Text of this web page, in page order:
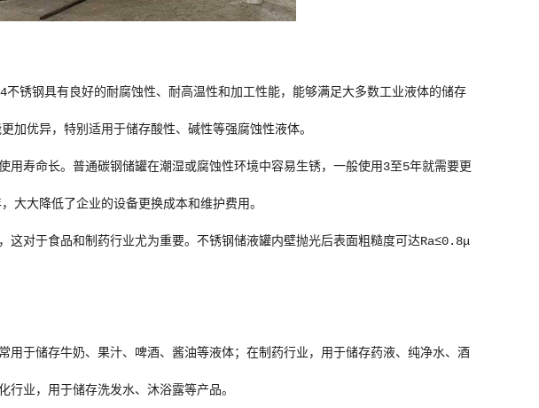
锈钢具有良好的耐腐蚀性、耐高温性和加工性能，能够满足大多数工业液体的储存
加优异，特别适用于储存酸性、碱性等强腐蚀性液体。
用寿命长。普通碳钢储罐在潮湿或腐蚀性环境中容易生锈，一般使用3至5年就需要更
大大降低了企业的设备更换成本和维护费用。
这对于食品和制药行业尤为重要。不锈钢储液罐内壁抛光后表面粗糙度可达Ra≤0.8μ
用于储存牛奶、果汁、啤酒、酱油等液体；在制药行业，用于储存药液、纯净水、酒
业，用于储存洗发水、沐浴露等产品。